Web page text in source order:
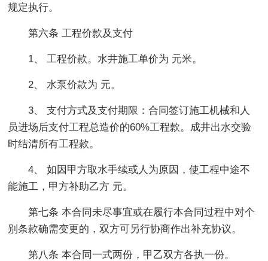
规定执行。
第六条 工程价款及支付
1、 工程价款。水井施工单价为 元米。
2、 水泵价款为 元。
3、 支付方式及支付期限：合同签订施工机械和人
员进场后支付工程总造价的60%工程款。成井出水交验
时结清所有工程款。
4、 如因甲方取水手续或人为原因，使工程中途不
能施工，甲方补助乙方 元。
第七条 本合同未尽事宜或在履行本合同过程中对个
别条款确需变更的，双方可另行协商作出补充协议。
第八条 本合同一式两份，甲乙双方各执一份。